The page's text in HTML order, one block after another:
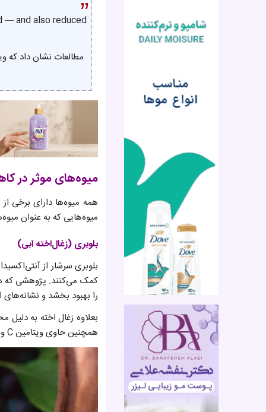
— and also reduced
میوه‌های موثر در
همه‌ میوه‌ها دارای برخی
میوه‌هایی که به عنوان
بلوبری (زغال‌اخته آبی)
بلوبری سرشار از
را بهبود بخشد و
بعلاوه زغال اخته به
همچنین حاوی ویتامین C و فیبر هستند که می‌توانند به تنظیم کورتیزول و فشار خون در پاسخ به استرس کمک کنند.